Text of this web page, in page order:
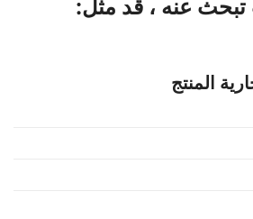
تبحث عنه ، قد مثل:
المنتج